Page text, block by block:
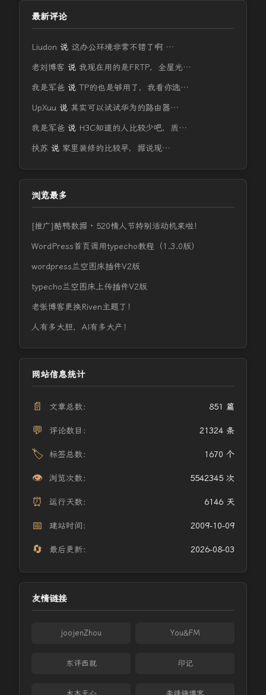
最新评论
Liudon 说 这办公环境非常不错了啊 …
老刘博客 说 我现在用的是FRTP，全屋光…
我是军爸 说 TP的也是够用了，我看你选…
UpXuu 说 其实可以试试华为的路由器…
我是军爸 说 H3C知道的人比较少吧，质…
扶苏 说 家里装修的比较早，据说现…
浏览最多
[推广]酷鸭数据 · 520情人节特别活动机来啦！
WordPress首页调用typecho教程（1.3.0版）
wordpress兰空图床插件V2版
typecho兰空图床上传插件V2版
老张博客更换Riven主题了！
人有多大胆，AI有多大产！
网站信息统计
📄 文章总数： 851 篇
💬 评论数目： 21324 条
🏷️ 标签总数： 1670 个
👁️ 浏览次数： 5542345 次
⏰ 运行天数： 6146 天
📅 建站时间： 2009-10-09
🔄 最后更新： 2026-08-03
友情链接
joojenZhou You&FM
东评西就 印记